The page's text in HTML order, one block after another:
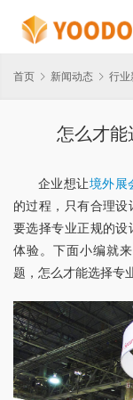
首页 新闻动态 行业
怎么才能
企业想让境外展
的过程，只有合理
要选择专业正规的
体验。下面小编就
题，怎么才能选择专